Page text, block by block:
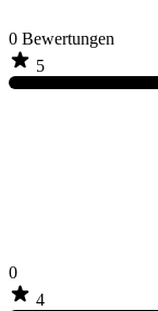
0 Bewertungen
5
0
4